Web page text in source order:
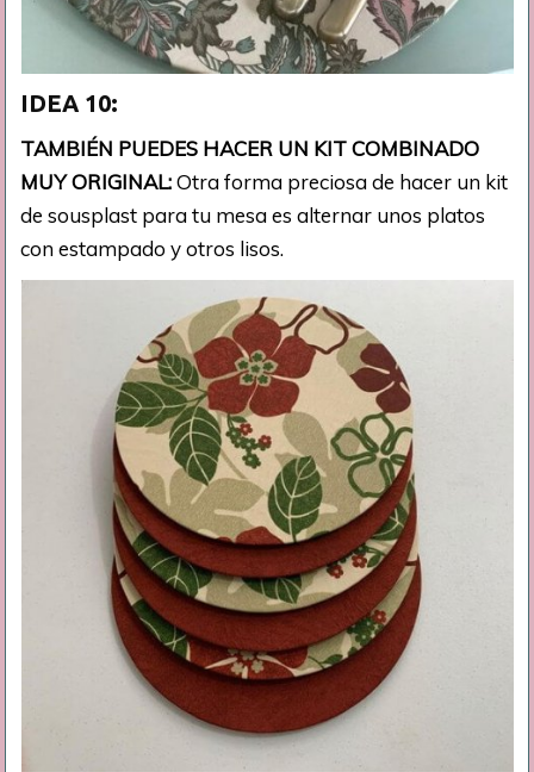
IDEA 10:
TAMBIÉN PUEDES HACER UN KIT COMBINADO
MUY ORIGINAL:Otra forma preciosa de hacer un kit
de sousplast para tu mesa es alternar unos platos
con estampado y otros lisos.